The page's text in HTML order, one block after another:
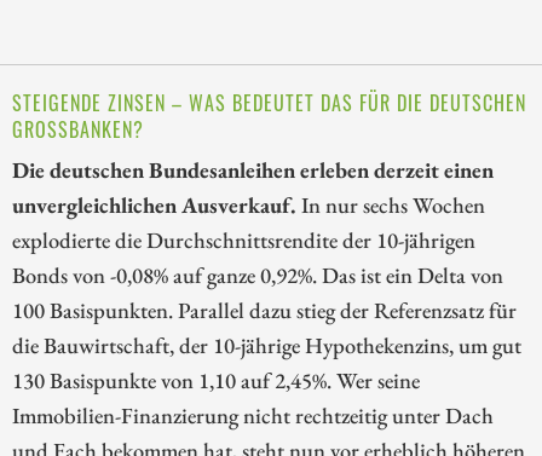
STEIGENDE ZINSEN – WAS BEDEUTET DAS FÜR DIE DEUTSCHEN
GROSSBANKEN?
Die deutschen Bundesanleihen erleben derzeit einen
unvergleichlichen Ausverkauf. In nur sechs Wochen
explodierte die Durchschnittsrendite der 10-jährigen
Bonds von -0,08% auf ganze 0,92%. Das ist ein Delta von
100 Basispunkten. Parallel dazu stieg der Referenzsatz für
die Bauwirtschaft, der 10-jährige Hypothekenzins, um gut
130 Basispunkte von 1,10 auf 2,45%. Wer seine
Immobilien-Finanzierung nicht rechtzeitig unter Dach